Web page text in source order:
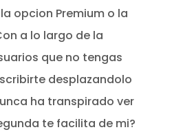
opcion Premium o la
a lo largo de la
que no tengas
desplazandolo
ha transpirado ver
te facilita de mi?